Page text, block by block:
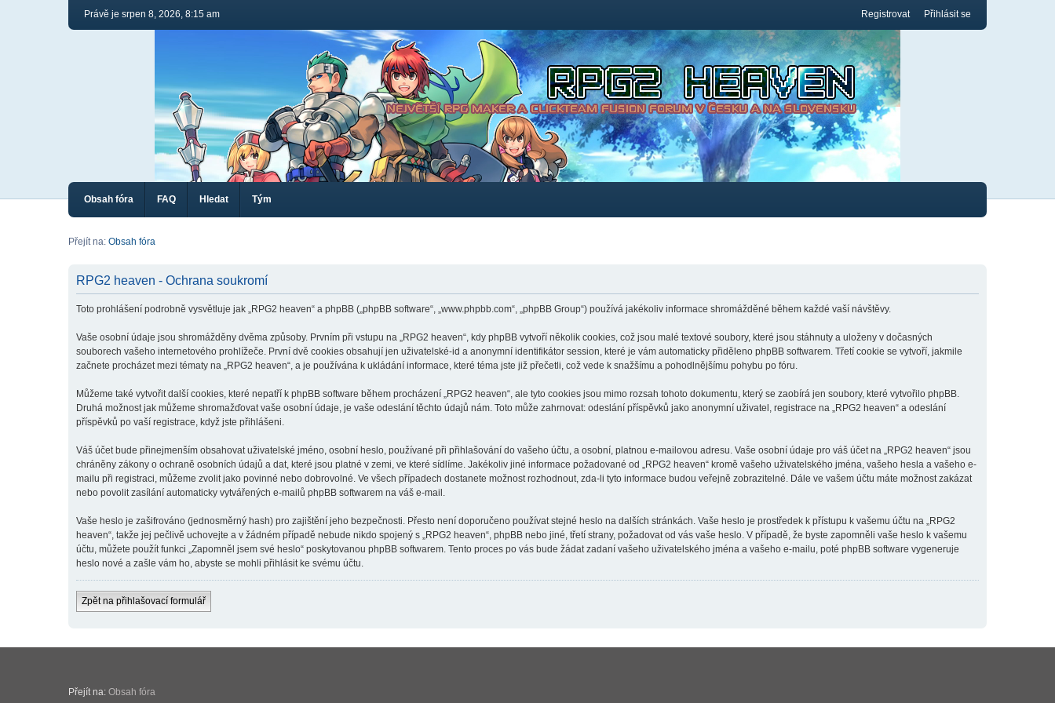
Právě je srpen 8, 2026, 8:15 am Registrovat Přihlásit se
Obsah fóra FAQ Hledat Tým
Přejít na: Obsah fóra
RPG2 heaven - Ochrana soukromí
Toto prohlášení podrobně vysvětluje jak „RPG2 heaven“ a phpBB („phpBB software“, „www.phpbb.com“, „phpBB Group“) používá jakékoliv informace shromážděné během každé vaší návštěvy.
Vaše osobní údaje jsou shromážděny dvěma způsoby. Prvním při vstupu na „RPG2 heaven“, kdy phpBB vytvoří několik cookies, což jsou malé textové soubory, které jsou stáhnuty a uloženy v dočasných
souborech vašeho internetového prohlížeče. První dvě cookies obsahují jen uživatelské-id a anonymní identifikátor session, které je vám automaticky přiděleno phpBB softwarem. Třetí cookie se vytvoří, jakmile
začnete procházet mezi tématy na „RPG2 heaven“, a je používána k ukládání informace, které téma jste již přečetli, což vede k snažšímu a pohodlnějšímu pohybu po fóru.
Můžeme také vytvořit další cookies, které nepatří k phpBB software během procházení „RPG2 heaven“, ale tyto cookies jsou mimo rozsah tohoto dokumentu, který se zaobírá jen soubory, které vytvořilo phpBB.
Druhá možnost jak můžeme shromažďovat vaše osobní údaje, je vaše odeslání těchto údajů nám. Toto může zahrnovat: odeslání příspěvků jako anonymní uživatel, registrace na „RPG2 heaven“ a odeslání
příspěvků po vaší registrace, když jste přihlášeni.
Váš účet bude přinejmenším obsahovat uživatelské jméno, osobní heslo, používané při přihlašování do vašeho účtu, a osobní, platnou e-mailovou adresu. Vaše osobní údaje pro váš účet na „RPG2 heaven“ jsou
chráněny zákony o ochraně osobních údajů a dat, které jsou platné v zemi, ve které sídlíme. Jakékoliv jiné informace požadované od „RPG2 heaven“ kromě vašeho uživatelského jména, vašeho hesla a vašeho e-
mailu při registraci, můžeme zvolit jako povinné nebo dobrovolné. Ve všech případech dostanete možnost rozhodnout, zda-li tyto informace budou veřejně zobrazitelné. Dále ve vašem účtu máte možnost zakázat
nebo povolit zasílání automaticky vytvářených e-mailů phpBB softwarem na váš e-mail.
Vaše heslo je zašifrováno (jednosměrný hash) pro zajištění jeho bezpečnosti. Přesto není doporučeno používat stejné heslo na dalších stránkách. Vaše heslo je prostředek k přístupu k vašemu účtu na „RPG2
heaven“, takže jej pečlivě uchovejte a v žádném případě nebude nikdo spojený s „RPG2 heaven“, phpBB nebo jiné, třetí strany, požadovat od vás vaše heslo. V případě, že byste zapomněli vaše heslo k vašemu
účtu, můžete použít funkci „Zapomněl jsem své heslo“ poskytovanou phpBB softwarem. Tento proces po vás bude žádat zadaní vašeho uživatelského jména a vašeho e-mailu, poté phpBB software vygeneruje
heslo nové a zašle vám ho, abyste se mohli přihlásit ke svému účtu.
Zpět na přihlašovací formulář
Přejít na: Obsah fóra